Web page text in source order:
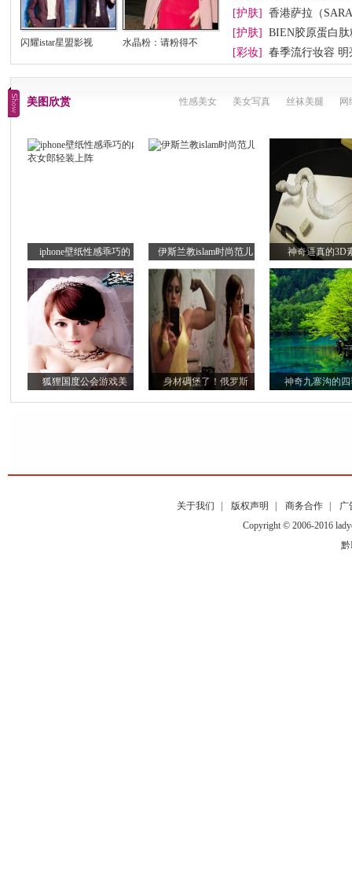
闪耀istar星盟影视 水晶粉：请粉得不
[护肤]
香港萨拉（
[护肤]
BIEN胶原蛋白
[彩妆]
春季流行妆容 明
美图欣赏 性感美女 美女写真 丝袜美腿 网
iphone壁纸性感乖巧的 伊斯兰教islam时尚范儿 神奇逼真的3D
狐狸国度公会游戏美 身材碉堡了！俄罗斯 神奇九寨沟的
关于我们 版权声明 商务合作
广
Copyright © 2006-2016
黔